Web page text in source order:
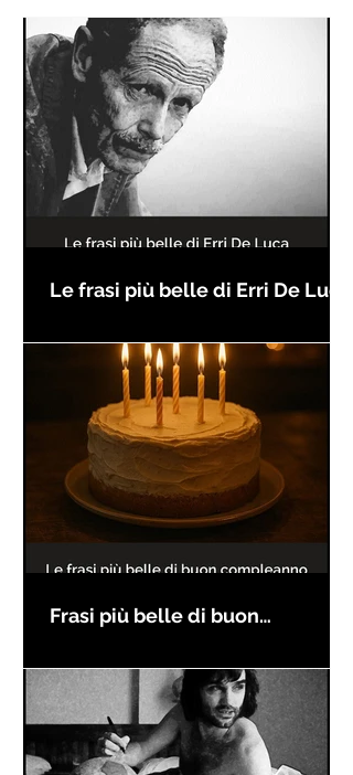
Le frasi più belle di Erri De Luca
Frasi più belle di buon